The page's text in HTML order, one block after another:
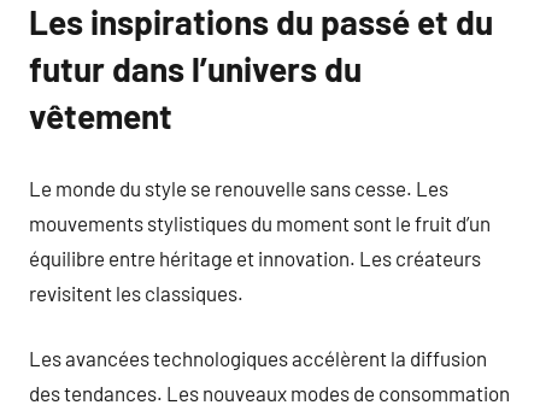
Les inspirations du passé et du
futur dans l’univers du
vêtement
Le monde du style se renouvelle sans cesse. Les
mouvements stylistiques du moment sont le fruit d’un
équilibre entre héritage et innovation. Les créateurs
revisitent les classiques.
Les avancées technologiques accélèrent la diffusion
des tendances. Les nouveaux modes de consommation